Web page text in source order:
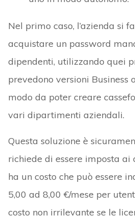
Nel primo caso, l’azienda si
acquistare un password
dipendenti, utilizzando quei
prevedono versioni Business
modo da poter creare
vari dipartimenti aziendali.
Questa soluzione è
richiede di essere imposta ai
ha un costo che può essere
5,00 ad 8,00 €/mese per
costo non irrilevante se le